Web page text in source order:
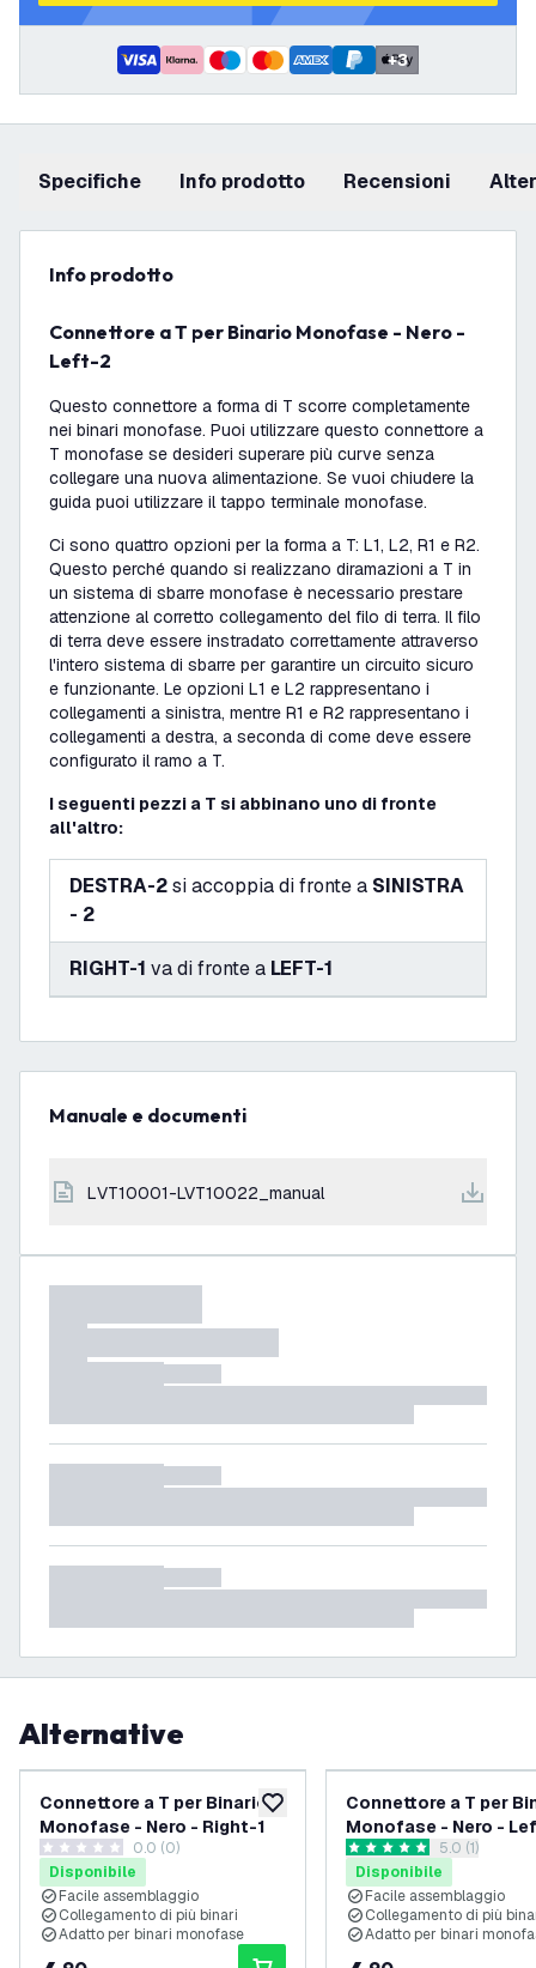
+3
Specifiche info prodotto recensioni
info prodotto
Connettore a T per Binario Monofase - Nero -
Left-2
Questo connettore a forma di T scorre completamente
nei binari monofase. Puoi utilizzare questo connettore a
T monofase se desideri superare più curve senza
collegare una nuova alimentazione. Se vuoi chiudere la
guida puoi utilizzare il tappo terminale monofase.
Ci sono quattro opzioni per la forma a T: L1, L2, R1 e R2.
Questo perché quando si realizzano diramazioni a T in
un sistema di sbarre monofase è necessario prestare
attenzione al corretto collegamento del filo di terra. Il filo
di terra deve essere instradato correttamente attraverso
l'intero sistema di sbarre per garantire un circuito sicuro
e funzionante. Le opzioni L1 e L2 rappresentano i
collegamenti a sinistra, mentre R1 e R2 rappresentano i
collegamenti a destra, a seconda di come deve essere
configurato il ramo a T.
I seguenti pezzi a T si abbinano uno di fronte
all'altro:
DESTRA-2si accoppia di fronte a SINISTRA
- 2
RIGHT-1 va di fronte a LEFT-1
Manuale e documenti
LVT10001-LVT10022_manual
Alternative
aggiungi alla lista desideri
Connettore a T per Binario
Monofase - Nero - Right-1
0 stelle di valutazione
0.0 (0)
Disponibile
Facile assemblaggio
Collegamento di più binari
Adatto per binari monofase
Connettore a T per
Monofase - Nero -
apri il
5 stelle di valutazione
5.0 (1)
Disponibile
Facile assemblaggio
Collegamento di più
Adatto per binari